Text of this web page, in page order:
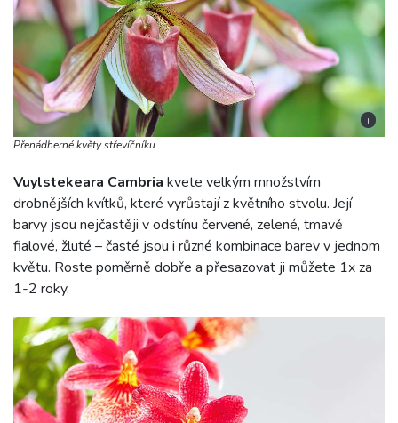
i
Přenádherné květy střevíčníku
Vuylstekeara Cambria kvete velkým množstvím
drobnějších kvítků, které vyrůstají z květního stvolu. Její
barvy jsou nejčastěji v odstínu červené, zelené, tmavě
fialové, žluté – časté jsou i různé kombinace barev v jednom
květu. Roste poměrně dobře a přesazovat ji můžete 1x za
1-2 roky.